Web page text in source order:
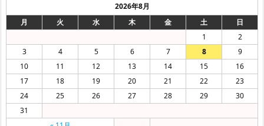
2026年8月
月
火 水 木 金 土 日
1
2
3
4 5 6 7 8
9
10
11 12 13 14 15
16
17
18 19 20 21 22
23
24
25 26 27 28 29
30
31